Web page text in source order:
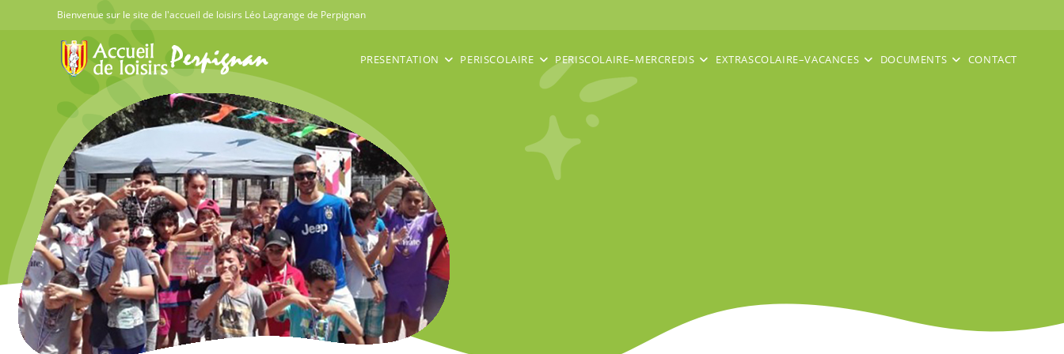
Bienvenue sur le site de l'accueil de loisirs Léo Lagrange de Perpignan
PRESENTATION PERISCOLAIRE PERISCOLAIRE–MERCREDIS EXTRASCOLAIRE–VACANCES DOCUMENTS CONTACT